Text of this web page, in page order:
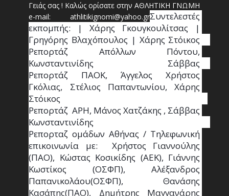
Γειάς σας ! Καλώς ορίσατε στην ΑΘΛΗΤΙΚΗ ΓΝΩΜΗ
e-mail: athlitikignomi@yahoo.grΣυντελεστές
εκπομπής: | Χάρης Γκουγκουλίτσας |
Γρηγόρης Βλαχόπουλος | Χάρης Στόικος
Ρεπορτάζ Απόλλων Πόντου,
Κωνσταντινίδης   Σάββας
Ρεπορτάζ ΠΑΟΚ, Άγγελος Χρήστος
Γκόλιας, Στέλιος Παπαντωνίου, Χάρης
Στόικος
Ρεπορτάζ  ΑΡΗ, Μάνος Χατζάκης , Σάββας
Κωνσταντινίδης
Ρεπορταζ ομάδων Αθήνας / Τηλεφωνική
επικοινωνία με:  Χρήστος Γιαννούλης
(ΠΑΟ), Κώστας Κοσικίδης (ΑΕΚ), Γιάννης
Κωστίκος (ΟΣΦΠ), Αλέξανδρος
Παπανικολάου(ΟΣΦΠ), Θανάσης
Κασάπης(ΠΑΟ), Δημήτρης Μαγγανάρης